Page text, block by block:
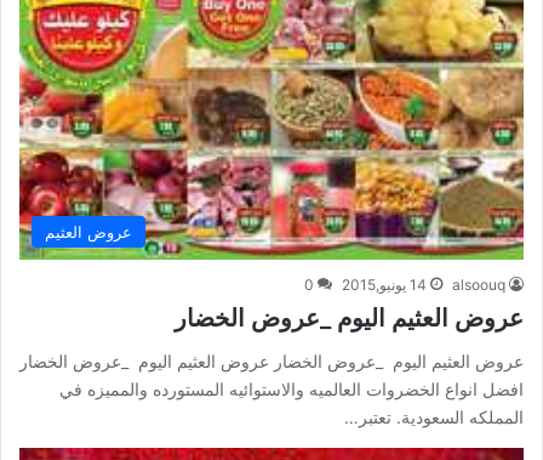
عروض العثيم
alsoouq 14 يونيو,2015 0
عروض العثيم اليوم _عروض الخضار
عروض العثيم اليوم _عروض الخضار عروض العثيم اليوم _عروض الخضار
افضل انواع الخضروات العالميه والاستوائيه المستورده والمميزه في
المملكه السعودية. تعتبر…